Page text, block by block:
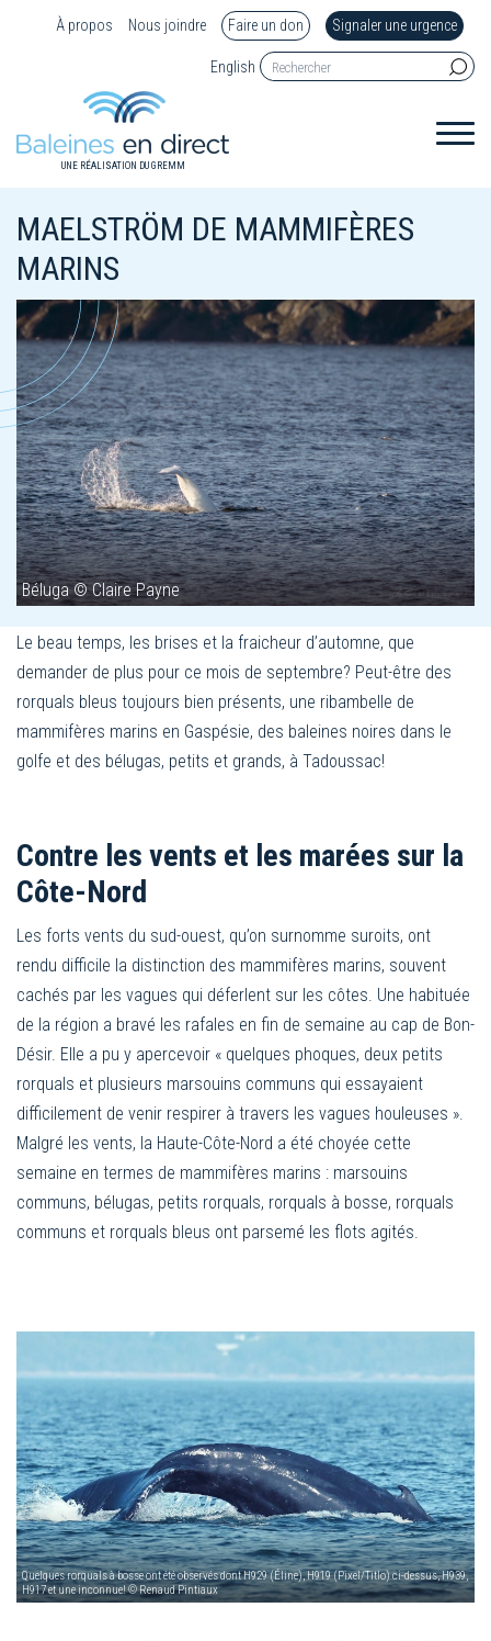
À propos Nous joindre Faire un don Signaler une urgence
English
UNE RÉALISATION DU GREMM
MAELSTRÖM DE MAMMIFÈRES
MARINS
Béluga © Claire Payne
Le beau temps, les brises et la fraicheur d’automne, que
demander de plus pour ce mois de septembre? Peut-être des
rorquals bleus toujours bien présents, une ribambelle de
mammifères marins en Gaspésie, des baleines noires dans le
golfe et des bélugas, petits et grands, à Tadoussac!
Contre les vents et les marées sur la
Côte-Nord
Les forts vents du sud-ouest, qu’on surnomme suroits, ont
rendu difficile la distinction des mammifères marins, souvent
cachés par les vagues qui déferlent sur les côtes. Une habituée
de la région a bravé les rafales en fin de semaine au cap de Bon-
Désir. Elle a pu y apercevoir « quelques phoques, deux petits
rorquals et plusieurs marsouins communs qui essayaient
difficilement de venir respirer à travers les vagues houleuses ».
Malgré les vents, la Haute-Côte-Nord a été choyée cette
semaine en termes de mammifères marins : marsouins
communs, bélugas, petits rorquals, rorquals à bosse, rorquals
communs et rorquals bleus ont parsemé les flots agités.
Quelques rorquals à bosse ont été observés dont H929 (Éline), H919 (Pixel/Titlo) ci-dessus, H939,
H917 et une inconnue! © Renaud Pintiaux